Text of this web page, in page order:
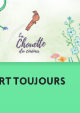
TOUJOURS